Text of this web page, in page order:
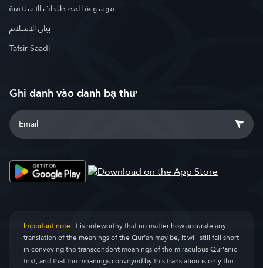
موسوعة المصطلحات الإسلامية
بيان الإسلام
Tafsir Saadi
Ghi danh vào danh bạ thư
Important note:It is noteworthy that no matter how accurate any
translation of the meanings of the Qur’an may be, it will still fall short
in conveying the transcendent meanings of the miraculous Qur’anic
text, and that the meanings conveyed by this translation is only the